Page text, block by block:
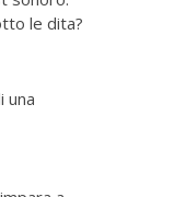
le dita?
una